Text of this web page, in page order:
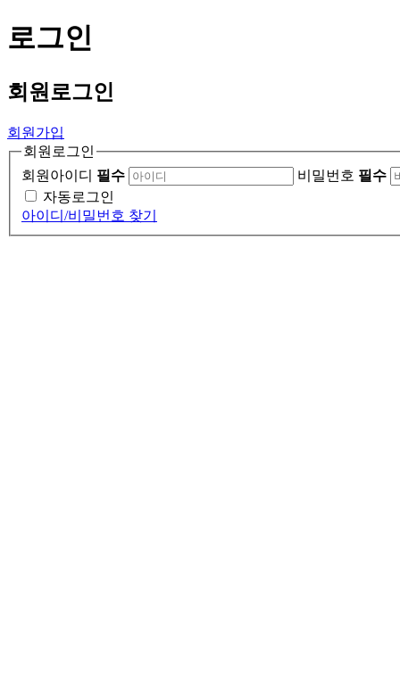
로그인
회원 로그인
회원가입
회원로그인
회원아이디 필수 비밀번호 필수
자동로그인
아이디/비밀번호 찾기